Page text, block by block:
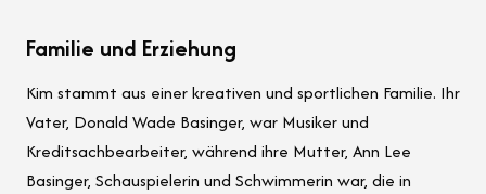
Familie und Erziehung
Kim stammt aus einer kreativen und sportlichen Familie. Ihr
Vater, Donald Wade Basinger, war Musiker und
Kreditsachbearbeiter, während ihre Mutter, Ann Lee
Basinger, Schauspielerin und Schwimmerin war, die in